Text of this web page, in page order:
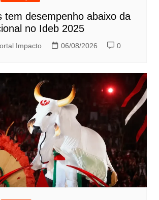
tem desempenho abaixo da
no Ideb 2025
Impacto 06/08/2026 0